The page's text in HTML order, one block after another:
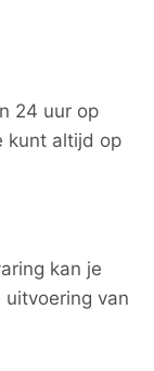
24 uur op
kunt altijd op
kan je
uitvoering van